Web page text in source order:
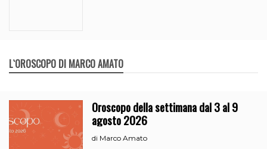
L`OROSCOPO DI MARCO AMATO
Oroscopo della settimana dal 3 al 9
agosto 2026
di Marco Amato